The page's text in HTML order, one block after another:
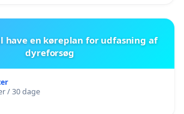
have en køreplan for udfasning af
dyreforsøg
/ 30 dage